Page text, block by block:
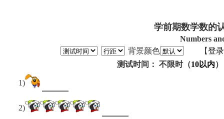
学前期数学数的
Numbers
背景颜色
【登录
测试时间： 不限时（10以内）
1)
2)